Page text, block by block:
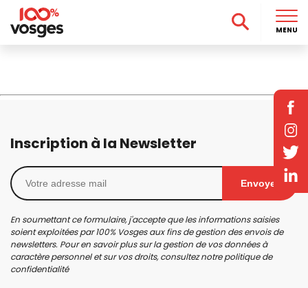
Inscription à la Newsletter
Envoyer
En soumettant ce formulaire, j'accepte que les informations saisies
soient exploitées par 100% Vosges aux fins de gestion des envois de
newsletters. Pour en savoir plus sur la gestion de vos données à
caractère personnel et sur vos droits, consultez notrepolitique de
confidentialité
MENU